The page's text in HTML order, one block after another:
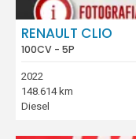
RENAULT CLIO
100CV - 5P
2022
148.614 km
Diesel